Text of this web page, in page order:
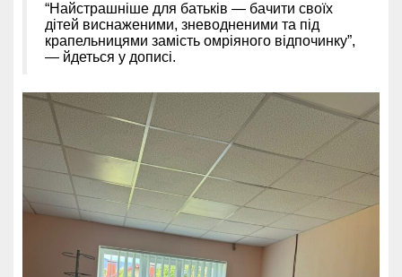
“Найстрашніше для батьків — бачити своїх
дітей виснаженими, зневодненими та під
крапельницями замість омріяного відпочинку”,
— йдеться у дописі.